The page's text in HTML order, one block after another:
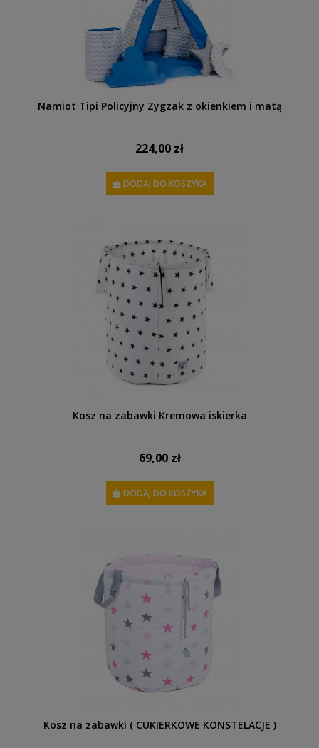
Namiot Tipi Policyjny Zygzak z okienkiem i matą
224,00 zł
DODAJ DO KOSZYKA
Kosz na zabawki Kremowa iskierka
69,00 zł
DODAJ DO KOSZYKA
Kosz na zabawki ( CUKIERKOWE KONSTELACJE )